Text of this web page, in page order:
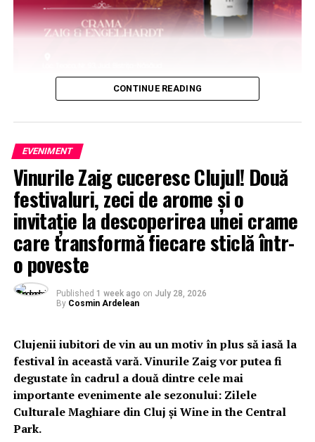
CONTINUE READING
EVENIMENT
Vinurile Zaig cuceresc Clujul! Două
festivaluri, zeci de arome și o
invitație la descoperirea unei crame
care transformă fiecare sticlă într-
o poveste
Published 1 week ago on July 28, 2026
By Cosmin Ardelean
Clujenii iubitori de vin au un motiv în plus să iasă la
festival în această vară. Vinurile Zaig vor putea fi
degustate în cadrul a două dintre cele mai
importante evenimente ale sezonului: Zilele
Culturale Maghiare din Cluj și Wine in the Central
Park.